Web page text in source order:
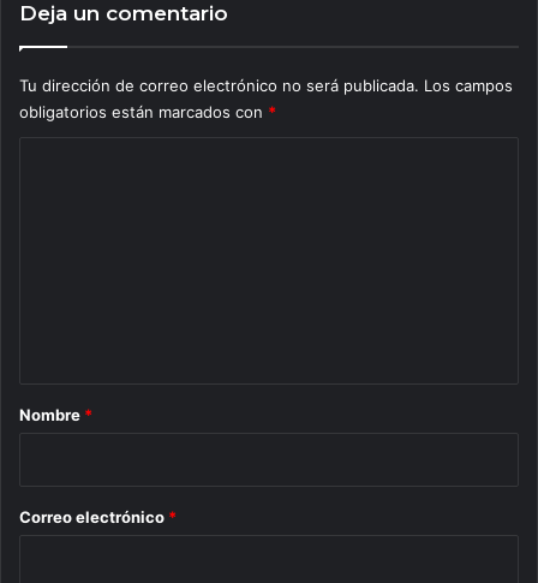
Deja un comentario
Tu dirección de correo electrónico no será publicada. Los campos
obligatorios están marcados con *
r
*
Nombre *
Correo electrónico *